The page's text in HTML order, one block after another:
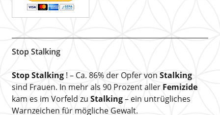
Stop Stalking
Stop Stalking! – Ca. 86% der Opfer von Stalking
sind Frauen. In mehr als 90 Prozent aller Femizide
kam es im Vorfeld zu Stalking– ein untrügliches
Warnzeichen für mögliche Gewalt.